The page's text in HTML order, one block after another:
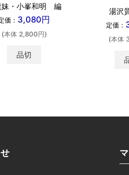
妹・小峯和明 編
価： 3,080円
(本体 2,800円)
品切
湯沢
定価：
(本体